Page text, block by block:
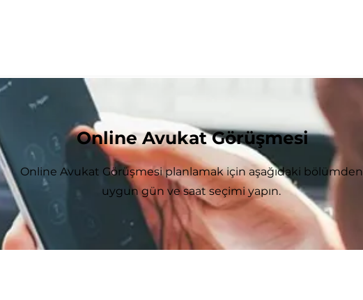
Online Avukat Görüşmesi
Online Avukat Görüşmesi planlamak için aşağıdaki bölümden
uygun gün ve saat seçimi yapın.